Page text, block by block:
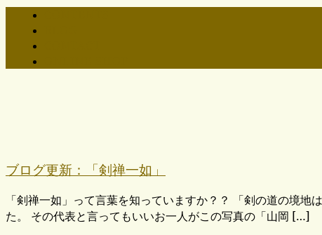
ブログ更新：「剣禅一如」
「剣禅一如」って言葉を知っていますか？？ 「剣の道の境
た。 その代表と言ってもいいお一人がこの写真の「山岡 […]